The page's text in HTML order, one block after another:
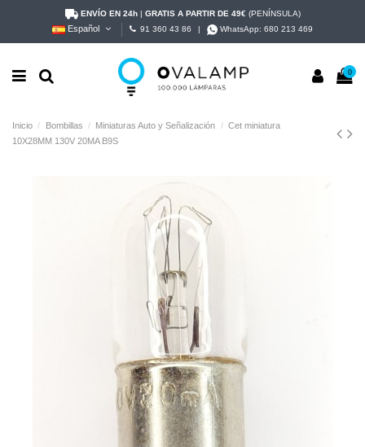
ENVÍO EN 24h| GRATIS A PARTIR DE 49€ (PENÍNSULA)
Español 91 360 43 86 WhatsApp:680 213 469
0
Inicio Bombillas Miniaturas Auto y Señalización
Cet miniatura
10X28MM 130V 20MA B9S